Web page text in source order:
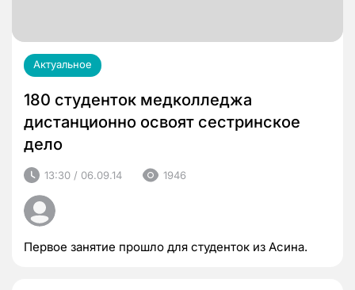
Актуальное
180 студенток медколледжа
дистанционно освоят сестринское
дело
13:30 / 06.09.14 1946
Первое занятие прошло для студенток из Асина.